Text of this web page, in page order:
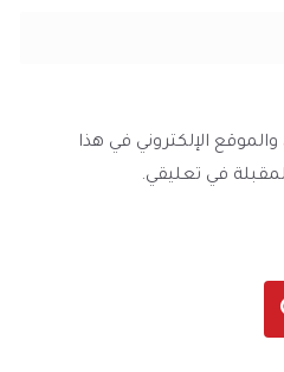
الإلكتروني في هذا
في تعليقي.